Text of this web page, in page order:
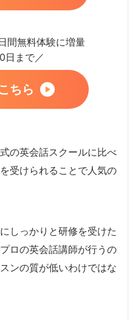
間無料体験に増量
日まで／
ちら
の英会話スクールに比べ
受けられることで人気の
しっかりと研修を受けた
ロの英会話講師が行うの
ンの質が低いわけではな